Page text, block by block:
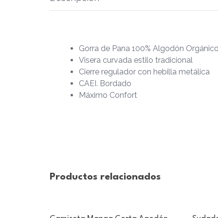
Gorra de Pana 100% Algodón
Visera curvada estilo tradicional
Cierre regulador con hebilla metálica
CAEI. Bordado
Máximo Confort
Productos relacionados